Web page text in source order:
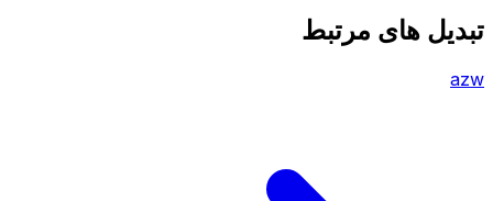
تبدیل های مرتبط
azw